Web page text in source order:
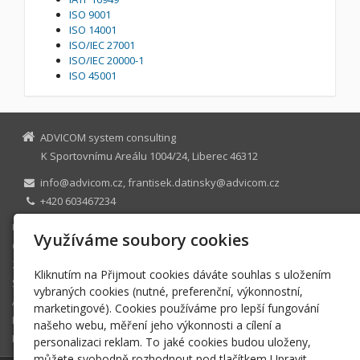
ISO 9001
ISO 14001
ISO/IEC 27001
ISO/IEC 20000-1
ISO 45001
ADVICOM system consulting
K Sportovnímu Areálu 1004/24, Liberec 46312
info@advicom.cz, frantisek.datinsky@advicom.cz
+420 603467234
Úvod
O firmě
Zavedení ISO
Školení a kurzy
Audit a analýzy
Reference
Kontakt
Využíváme soubory cookies
Kliknutím na Přijmout cookies dáváte souhlas s uložením
vybraných cookies (nutné, preferenční, výkonnostní,
marketingové). Cookies používáme pro lepší fungování
našeho webu, měření jeho výkonnosti a cílení a
personalizaci reklam. To jaké cookies budou uloženy,